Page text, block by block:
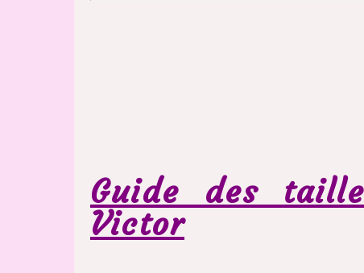
Guide des
Victor